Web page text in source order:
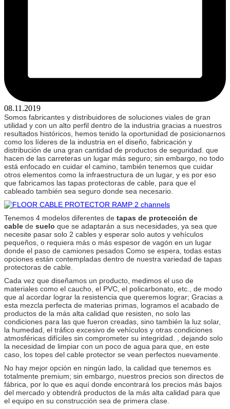
08.11.2019
Somos fabricantes y distribuidores de soluciones viales de gran
utilidad y con un alto perfil dentro de la industria gracias a nuestros
resultados históricos, hemos tenido la oportunidad de posicionarnos
como los líderes de la industria en el diseño, fabricación y
distribución de una gran cantidad de productos de seguridad. que
hacen de las carreteras un lugar más seguro; sin embargo, no todo
está enfocado en cuidar el camino, también tenemos que cuidar
otros elementos como la infraestructura de un lugar, y es por eso
que fabricamos las tapas protectoras de cable, para que el
cableado también sea seguro donde sea necesario.
Tenemos 4 modelos diferentes de tapas de protección de
cable de suelo que se adaptarán a sus necesidades, ya sea que
necesite pasar solo 2 cables y esperar solo autos y vehículos
pequeños, o requiera más o más espesor de vagón en un lugar
donde el paso de camiones pesados Como se espera, todas estas
opciones están contempladas dentro de nuestra variedad de tapas
protectoras de cable.
Cada vez que diseñamos un producto, medimos el uso de
materiales como el caucho, el PVC, el policarbonato, etc., de modo
que al acordar lograr la resistencia que queremos lograr; Gracias a
esta mezcla perfecta de materias primas, logramos el acabado de
productos de la más alta calidad que resisten, no solo las
condiciones para las que fueron creadas, sino también la luz solar,
la humedad, el tráfico excesivo de vehículos y otras condiciones
atmosféricas difíciles sin comprometer su integridad. , dejando solo
la necesidad de limpiar con un poco de agua para que, en este
caso, los topes del cable protector se vean perfectos nuevamente.
No hay mejor opción en ningún lado, la calidad que tenemos es
totalmente premium; sin embargo, nuestros precios son directos de
fábrica, por lo que es aquí donde encontrará los precios más bajos
del mercado y obtendrá productos de la más alta calidad para que
el equipo en su construcción sea de primera clase.